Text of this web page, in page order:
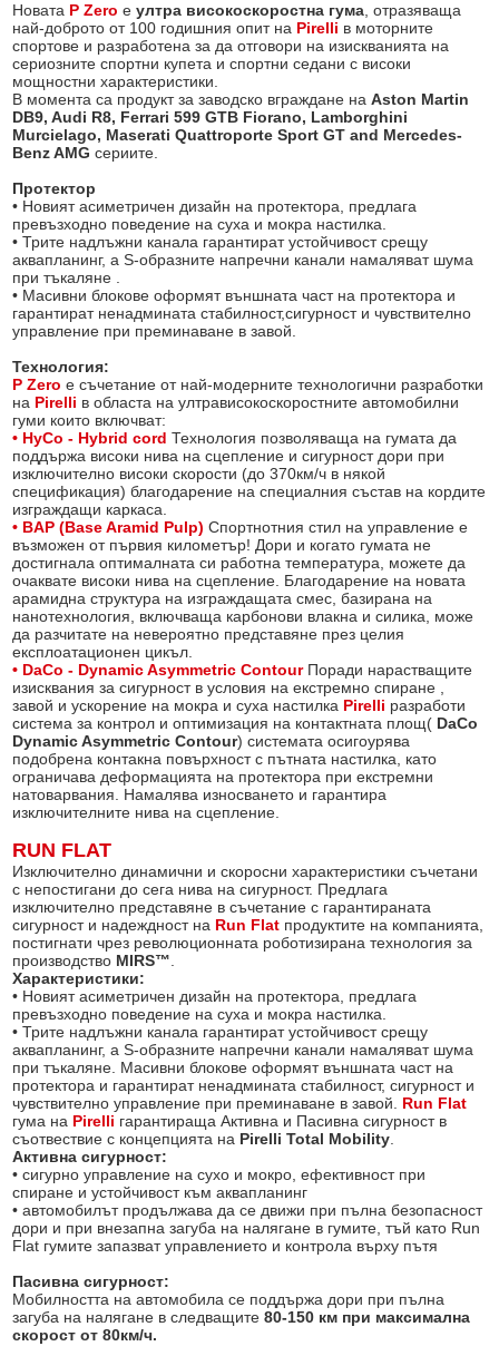
Новата P Zero еултра високоскоростна гума, отразяваща
най-доброто от 100 годишния опит на Pirelli в моторните
спортове и разработена за да отговори на изискванията на
сериозните спортни купета и спортни седани с високи
мощностни характеристики.
В момента са продукт за заводско вграждане наAston Martin
DB9, Audi R8, Ferrari 599 GTB Fiorano, Lamborghini
Murcielago, Maserati Quattroporte Sport GT and Mercedes-
Benz AMG сериите.
Протектор
• Новият асиметричен дизайн на протектора, предлага
превъзхoдно поведение на суха и мокра настилка.
• Трите надлъжни канала гарантират устойчивост срещу
аквапланинг, а S-образните напречни канали намаляват шума
при тъкаляне .
• Масивни блокове оформят външната част на протектора и
гарантират ненадмината стабилност,сигурност и чувствително
управление при преминаване в завой.
Технология:
P Zero е съчетание от най-модерните технологични разработки
на Pirelli в областа на ултрависокоскоростните автомобилни
гуми които включват:
• HyCo - Hybrid cord Технология позволяваща на гумата да
поддържа високи нива на сцепление и сигурност дори при
изключително високи скорости (до 370км/ч в някой
спецификация) благодарение на специалния състав на кордите
изграждащи каркаса.
• BAP (Base Aramid Pulp)Спортнотния стил на управление е
възможен от първия километър! Дори и когато гумата не
достигнала оптималната си работна температура, можете да
очаквате високи нива на сцепление. Благодарение на новата
арамидна структура на изграждащата смес, базирана на
нанотехнология, включваща карбонови влакна и силика, може
да разчитате на невероятно представяне през целия
експлоатационен цикъл.
• DaCo - Dynamic Asymmetric ContourПоради нарастващите
изисквания за сигурност в условия на екстремно спиране ,
завой и ускорение на мокра и суха настилка Pirelli разработи
система за контрол и оптимизация на контактната площ( DaCo
Dynamic Asymmetric Contour) системата осигоурява
подобрена контакна повърхност с пътната настилка, като
ограничава деформацията на протектора при екстремни
натоварвания. Намалява износването и гарантира
изключителните нива на сцепление.
RUN FLAT
Изключително динамични и скоросни характеристики съчетани
с непостигани до сега нива на сигурност. Предлага
изключително представяне в съчетание с гарантираната
сигурност и надеждност на Run Flat продуктите на компанията,
постигнати чрез революционната роботизирана технология за
производство MIRS™.
Характеристики:
• Новият асиметричен дизайн на протектора, предлага
превъзхoдно поведение на суха и мокра настилка.
• Трите надлъжни канала гарантират устойчивост срещу
аквапланинг, а S-образните напречни канали намаляват шума
при тъкаляне. Масивни блокове оформят външната част на
протектора и гарантират ненадмината стабилност, сигурност и
чувствително управление при преминаване в завой. Run Flat
гума на Pirelli гарантираща Активна и Пасивна сигурност в
съотвествие с концепцията на Pirelli Total Mobility.
Активна сигурност:
• сигурно управление на сухо и мокро, ефективност при
спиране и устойчивост към аквапланинг
• автомобилът продължава да се движи при пълна безопасност
дори и при внезапна загуба на налягане в гумите, тъй като Run
Flat гумите запазват управлението и контрола върху пътя
Пасивна сигурност:
Мобилността на автомобила се поддържа дори при пълна
загуба на налягане в следващите80-150 км при максимална
скорост от 80км/ч.